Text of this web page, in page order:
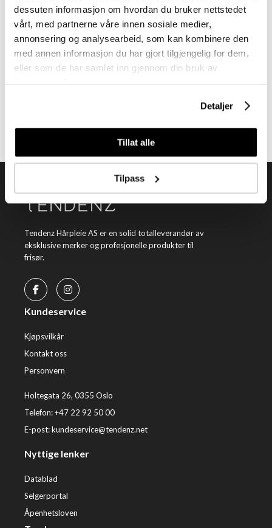
dessuten informasjon om hvordan du bruker nettstedet
vårt, med partnerne våre innen sosiale medier,
annonsering og analysearbeid, som kan kombinere den
med annen informasjon du har gjort tilgjengelig for dem,
eller som de har samlet inn gjennom din bruk av
Detaljer
Tillat alle
Tilpass
Meld deg på vårt nyhetsbrev
Tendenz Hårpleie AS er en solid totalleverandør av
eksklusive merker og profesjonelle produkter til
frisør.
Kundeservice
Kjøpsvilkår
Kontakt oss
Personvern
Holtegata 26, 0355 Oslo
Telefon: +47 22 92 50 00
E-post:kundeservice@tendenz.net
Nyttige lenker
Datablad
Selgerportal
Åpenhetsloven